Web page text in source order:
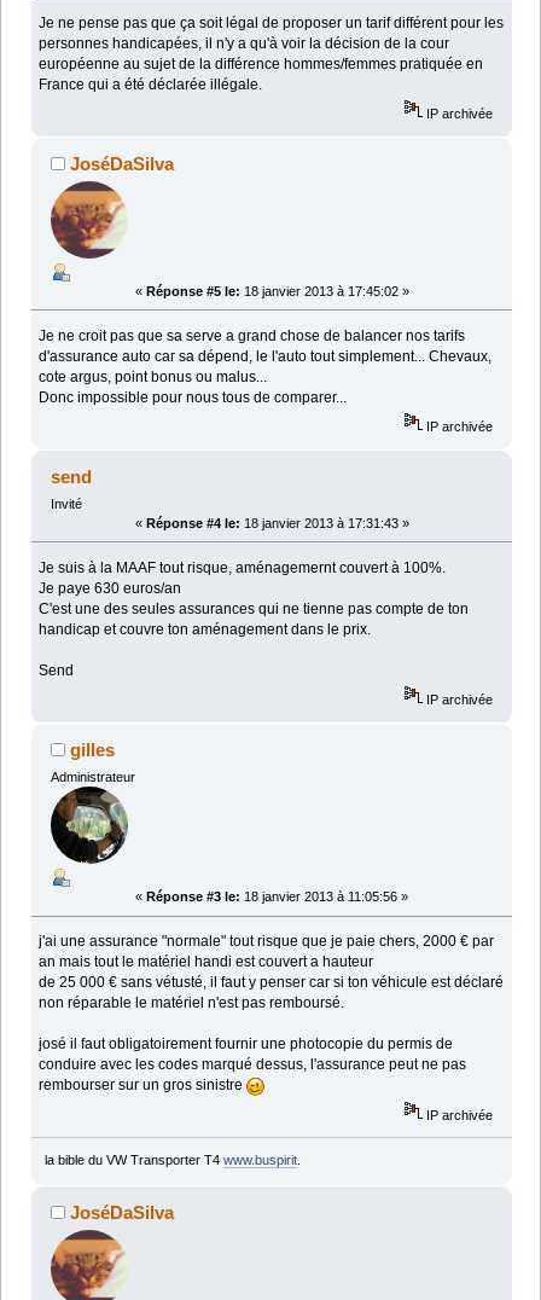
Je ne pense pas que ça soit légal de proposer un tarif différent pour les
personnes handicapées, il n'y a qu'à voir la décision de la cour
européenne au sujet de la différence hommes/femmes pratiquée en
France qui a été déclarée illégale.
IP archivée
JoséDaSilva
« Réponse #5 le: 18 janvier 2013 à 17:45:02 »
Je ne croit pas que sa serve a grand chose de balancer nos tarifs
d'assurance auto car sa dépend, le l'auto tout simplement... Chevaux,
cote argus, point bonus ou malus...
Donc impossible pour nous tous de comparer...
IP archivée
send
Invité
« Réponse #4 le: 18 janvier 2013 à 17:31:43 »
Je suis à la MAAF tout risque, aménagemernt couvert à 100%.
Je paye 630 euros/an
C'est une des seules assurances qui ne tienne pas compte de ton
handicap et couvre ton aménagement dans le prix.
Send
IP archivée
gilles
Administrateur
« Réponse #3 le: 18 janvier 2013 à 11:05:56 »
j'ai une assurance "normale" tout risque que je paie chers, 2000 € par
an mais tout le matériel handi est couvert a hauteur
de 25 000 € sans vétusté, il faut y penser car si ton véhicule est déclaré
non réparable le matériel n'est pas remboursé.
josé il faut obligatoirement fournir une photocopie du permis de
conduire avec les codes marqué dessus, l'assurance peut ne pas
rembourser sur un gros sinistre
IP archivée
la bible du VW Transporter T4 www.buspirit.
JoséDaSilva